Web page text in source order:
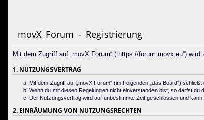
movX Forum - Registrierung
Mit dem Zugriff auf „movX Forum“ („https://forum.movx.eu“)
1. NUTZUNGSVERTRAG
Mit dem Zugriff auf „movX Forum“ (im Folgenden „das Board“)
Wenn du mit diesen Regelungen nicht einverstanden bist, so darfst
Der Nutzungsvertrag wird auf unbestimmte Zeit geschlossen und
2. EINRÄUMUNG VON NUTZUNGSRECHTEN